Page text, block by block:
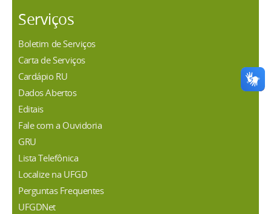
Serviços
Boletim de Serviços
Carta de Serviços
Cardápio RU
Dados Abertos
Editais
Fale com a Ouvidoria
GRU
Lista Telefônica
Localize na UFGD
Perguntas Frequentes
UFGDNet